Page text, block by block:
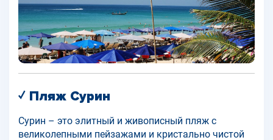
✓ Пляж Сурин
Сурин – это элитный и живописный пляж с
великолепными пейзажами и кристально чистой